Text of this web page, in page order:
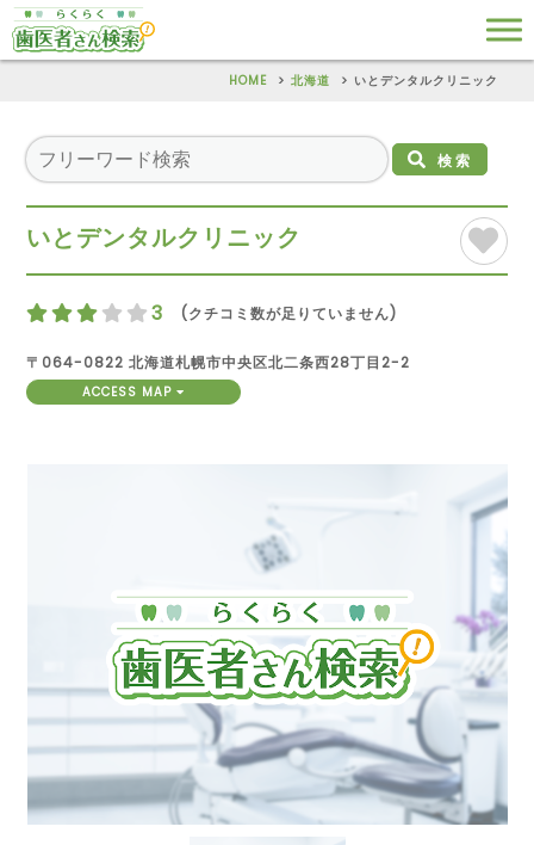
HOME 北海道 いとデンタルクリニック
検索
いとデンタルクリニック
3 (クチコミ数が足りていません)
〒064-0822 北海道札幌市中央区北二条西28丁目2-2
ACCESS MAP